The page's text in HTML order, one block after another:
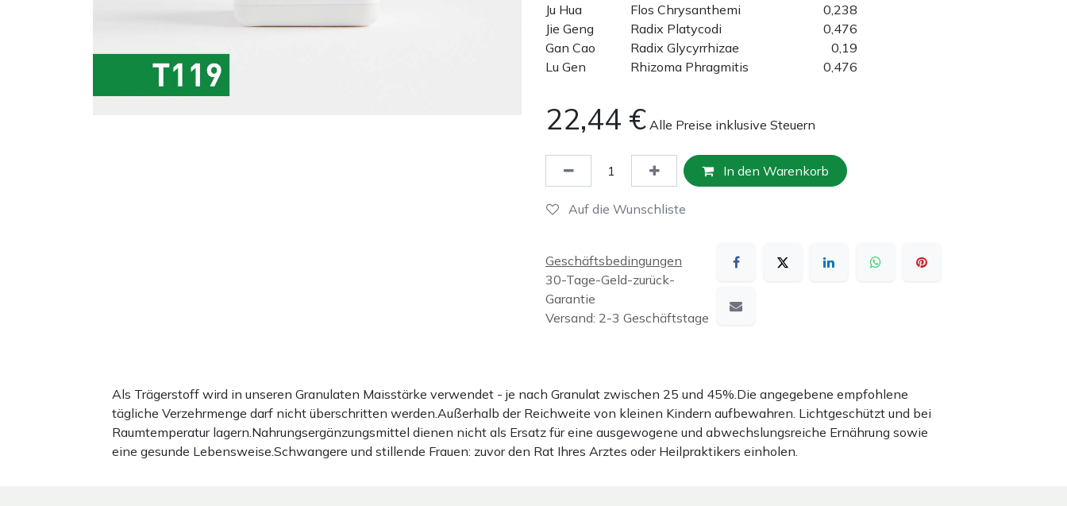
Ju Hua
Flos Chrysanthemi
0,238
Jie Geng
Radix Platycodi
0,476
Gan Cao
Radix Glycyrrhizae
0,19
Lu Gen
Rhizoma Phragmitis 0,476
22,44 € Alle Preise inklusive Steuern
In den Warenkorb
Auf die Wunschliste
Geschäftsbedingungen
30-Tage-Geld-zurück-
Garantie
Versand: 2-3 Geschäftstage
Als Trägerstoff wird in unseren Granulaten Maisstärke verwendet - je nach Granulat zwischen 25 und 45%.Die angegebene empfohlene
tägliche Verzehrmenge darf nicht überschritten werden.Außerhalb der Reichweite von kleinen Kindern aufbewahren. Lichtgeschützt und bei
Raumtemperatur lagern.Nahrungsergänzungsmittel dienen nicht als Ersatz für eine ausgewogene und abwechslungsreiche Ernährung sowie
eine gesunde Lebensweise.Schwangere und stillende Frauen: zuvor den Rat Ihres Arztes oder Heilpraktikers einholen.